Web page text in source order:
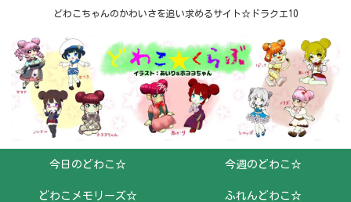
どわこちゃんのかわいさを追い求めるサイト☆ドラクエ10
今日のどわこ☆ 今週のどわこ☆
どわこメモリーズ☆ ふれんどわこ☆